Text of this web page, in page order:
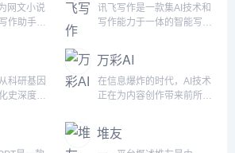
，证件
片高清修
。产品功
可以通过
风格的图
示词的平
发布了全球首款AI Agent产
品——Manus。作为一款兼
够为用户提供精准的思维辅
助，更能在工作和生活中“交
付成果”，实现从“想”到“做”
GAIA基准测试中取得了
SOT...
网文小说
作助手，
，墨狐AI
过程中轻
人物设
生成墨狐
讯飞写作是一款集AI技术和
写作能力于一体的智能写作
智能支持，提高工作效率和
创作质量。无论是日常办公
文档、创意写作、内容编
辑，还是专业报告、会议纪
方案。核心功能AI对话写作
科研基因
史深度求
工智能公
万彩AI
在信息爆炸的时代，AI技术
正在为内容创作带来前所未
强大的AI内容创作工具合
集，正是应对这一时代挑战
堆友